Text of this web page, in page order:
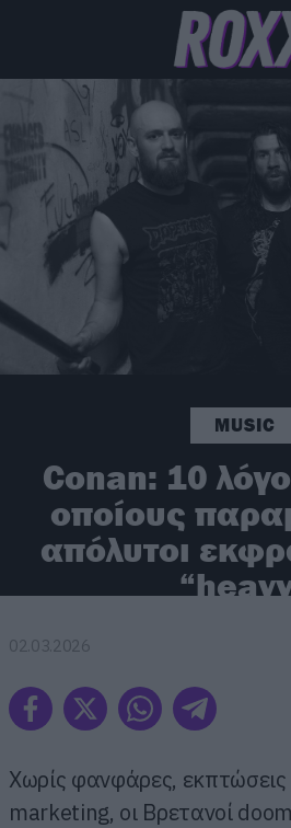
MUSIC
Conan: 10
οποίους
απόλυτοι
02.03.2026
Χωρίς φανφάρες, εκπτώσεις
marketing, οι Βρετανοί